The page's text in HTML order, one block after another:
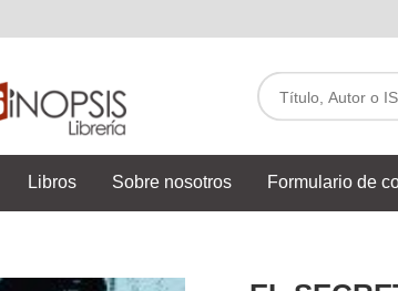
Libros Sobre nosotros Formulario de